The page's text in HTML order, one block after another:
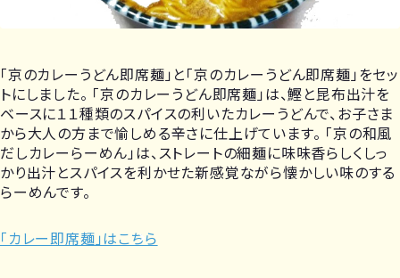
「京のカレーうどん即席麺」と「京のカレーうどん即席麺」をセッ
トにしました。 「京のカレーうどん即席麺」は、鰹と昆布出汁を
ベースに１１種類のスパイスの利いたカレーうどんで、お子さま
から大人の方まで愉しめる辛さに仕上げています。 「京の和風
だしカレーらーめん」は、ストレートの細麺に味味香らしくしっ
かり出汁とスパイスを利かせた新感覚ながら懐かしい味のする
らーめんです。
「カレー即席麺」はこちら